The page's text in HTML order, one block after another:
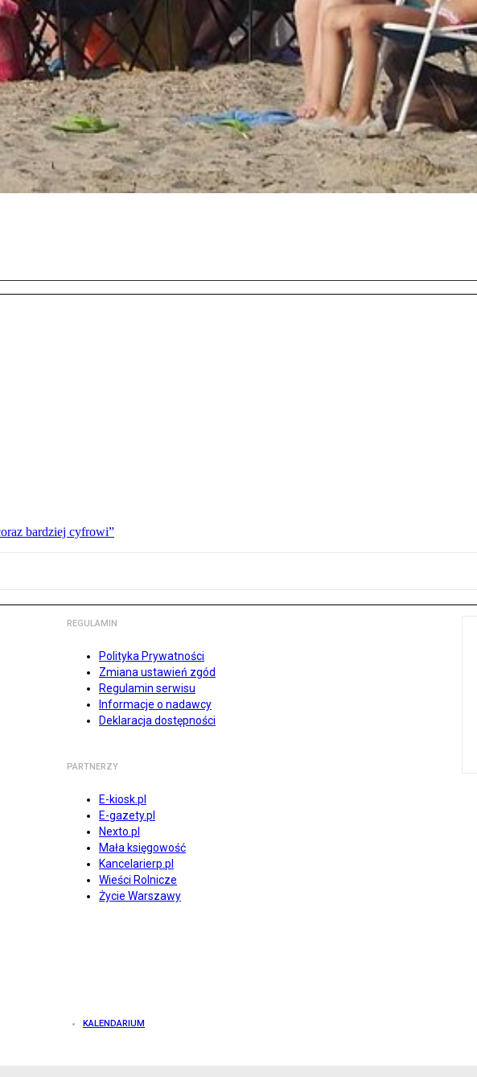
bardziej cyfrowi”
REGULAMIN
Polityka Prywatności
Zmiana ustawień zgód
Regulamin serwisu
Informacje o nadawcy
Deklaracja dostępności
PARTNERZY
E-kiosk.pl
E-gazety.pl
Nexto.pl
Mała księgowość
Kancelarierp.pl
Wieści Rolnicze
Życie Warszawy
KALENDARIUM